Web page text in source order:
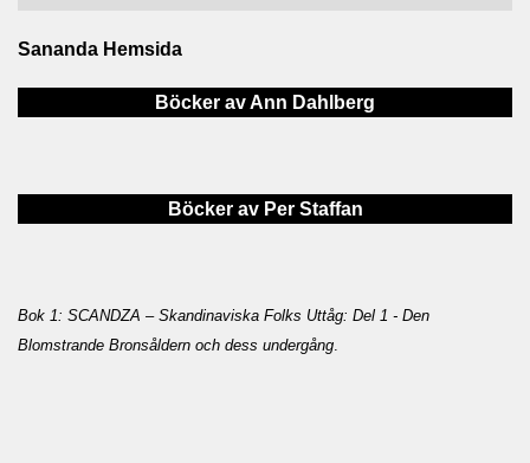
Sananda Hemsida
Böcker av Ann Dahlberg
Böcker av Per Staffan
Bok 1: SCANDZA – Skandinaviska Folks Uttåg: Del 1 - Den
Blomstrande Bronsåldern och dess undergång.